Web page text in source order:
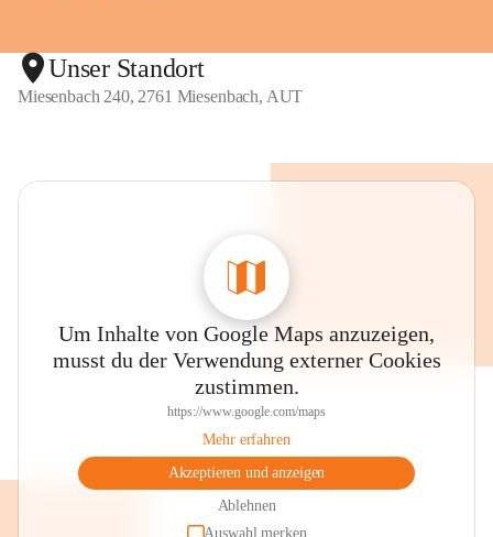
Unser Standort
Miesenbach 240, 2761 Miesenbach, AUT
Um Inhalte von Google Maps anzuzeigen,
musst du der Verwendung externer Cookies
zustimmen.
https://www.google.com/maps
Mehr erfahren
Akzeptieren und anzeigen
Ablehnen
Auswahl merken